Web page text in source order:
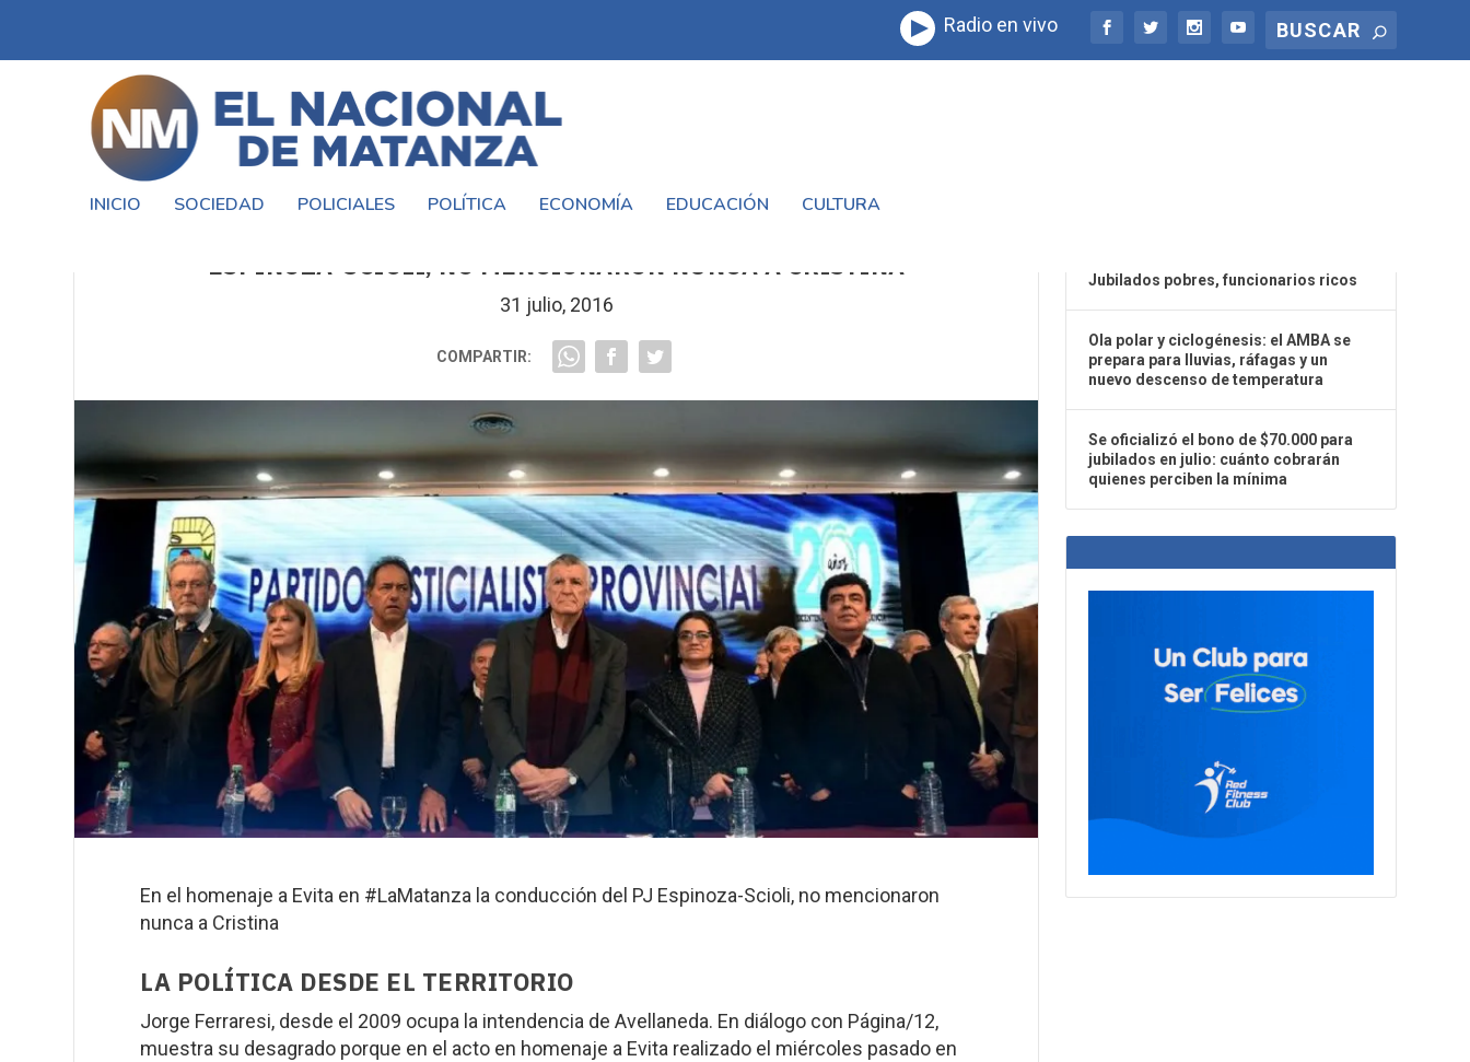
Radio en vivo
INICIO SOCIEDAD POLICIALES POLÍTICA ECONOMÍA EDUCACIÓN CULTURA
ESPINOZA-SCIOLI, NO MENCIONARON NUNCA A CRISTINA
31 julio, 2016
COMPARTIR:
En el homenaje a Evita en #LaMatanza la conducción del PJ Espinoza-Scioli, no mencionaron
nunca a Cristina
LA POLÍTICA DESDE EL TERRITORIO
Jorge Ferraresi, desde el 2009 ocupa la intendencia de Avellaneda. En diálogo con Página/12,
muestra su desagrado porque en el acto en homenaje a Evita realizado el miércoles pasado en
Jubilados pobres, funcionarios ricos
Ola polar y ciclogénesis: el AMBA se
prepara para lluvias, ráfagas y un
nuevo descenso de temperatura
Se oficializó el bono de $70.000 para
jubilados en julio: cuánto cobrarán
quienes perciben la mínima